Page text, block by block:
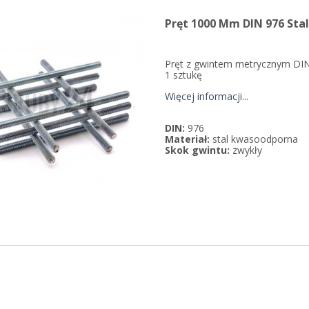
Pręt 1000 Mm DIN 976
Pręt z gwintem metrycznym
1 sztukę
Więcej informacji...
DIN: 976
Materiał: stal kwasoodporna
Skok gwintu: zwykły